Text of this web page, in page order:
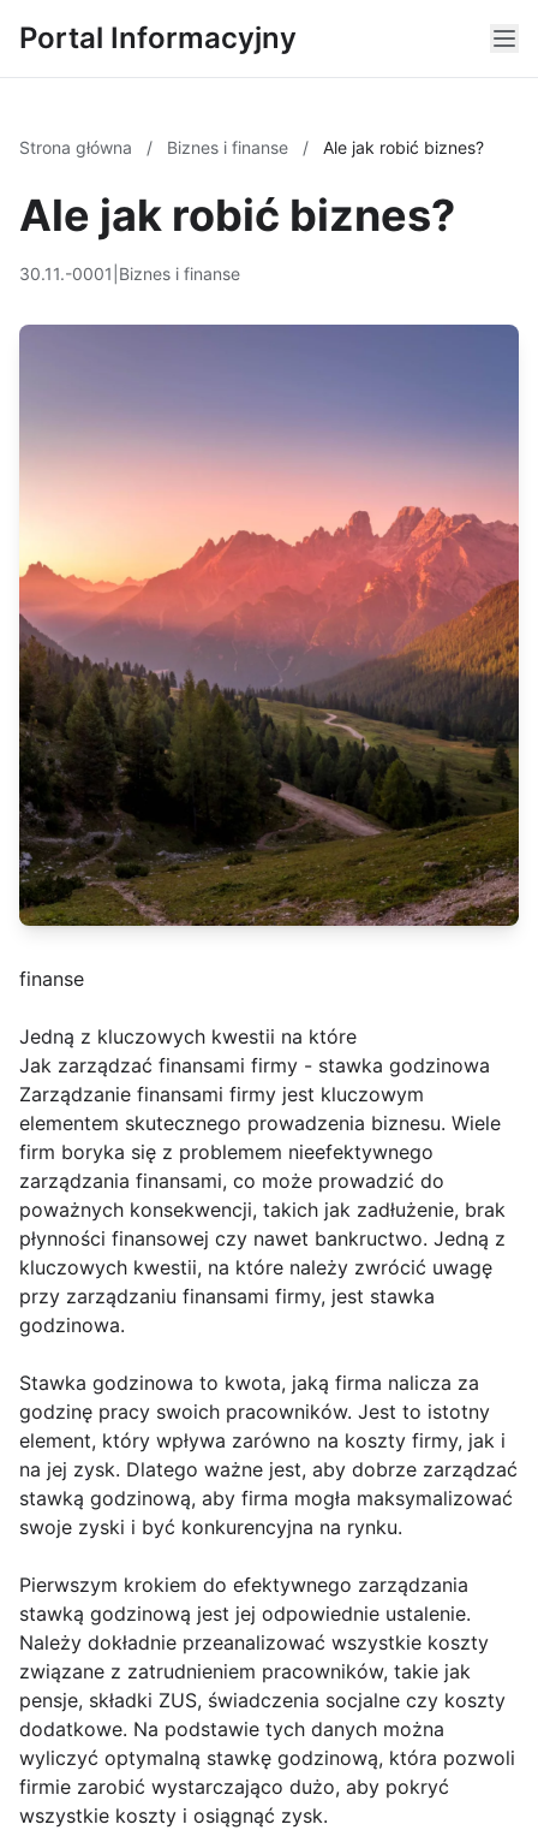
Portal Informacyjny
Strona główna / Biznes i finanse / Ale jak robić biznes?
Ale jak robić biznes?
30.11.-0001 Biznes i finanse
finanse
Jedną z kluczowych kwestii na które
Jak zarządzać finansami firmy - stawka godzinowa
Zarządzanie finansami firmy jest kluczowym
elementem skutecznego prowadzenia biznesu. Wiele
firm boryka się z problemem nieefektywnego
zarządzania finansami, co może prowadzić do
poważnych konsekwencji, takich jak zadłużenie, brak
płynności finansowej czy nawet bankructwo. Jedną z
kluczowych kwestii, na które należy zwrócić uwagę
przy zarządzaniu finansami firmy, jest stawka
godzinowa.
Stawka godzinowa to kwota, jaką firma nalicza za
godzinę pracy swoich pracowników. Jest to istotny
element, który wpływa zarówno na koszty firmy, jak i
na jej zysk. Dlatego ważne jest, aby dobrze zarządzać
stawką godzinową, aby firma mogła maksymalizować
swoje zyski i być konkurencyjna na rynku.
Pierwszym krokiem do efektywnego zarządzania
stawką godzinową jest jej odpowiednie ustalenie.
Należy dokładnie przeanalizować wszystkie koszty
związane z zatrudnieniem pracowników, takie jak
pensje, składki ZUS, świadczenia socjalne czy koszty
dodatkowe. Na podstawie tych danych można
wyliczyć optymalną stawkę godzinową, która pozwoli
firmie zarobić wystarczająco dużo, aby pokryć
wszystkie koszty i osiągnąć zysk.